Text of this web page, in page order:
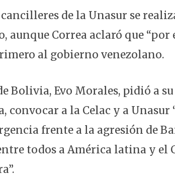
de la Unasur se
aunque Correa aclaró que
al gobierno venezolano.
Bolivia, Evo Morales, pidió a
convocar a la Celac y a Unasur
frente a la agresión de
todos a América latina y el